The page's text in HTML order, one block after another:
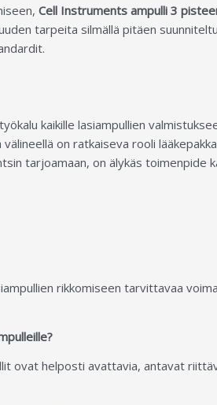
Cell Instruments ampulli 3
tarpeita silmällä pitäen
kaikille lasiampullien
on ratkaiseva rooli
tarjoamaan, on älykäs
rikkomiseen tarvittavaa
ovat helposti avattavia, antavat